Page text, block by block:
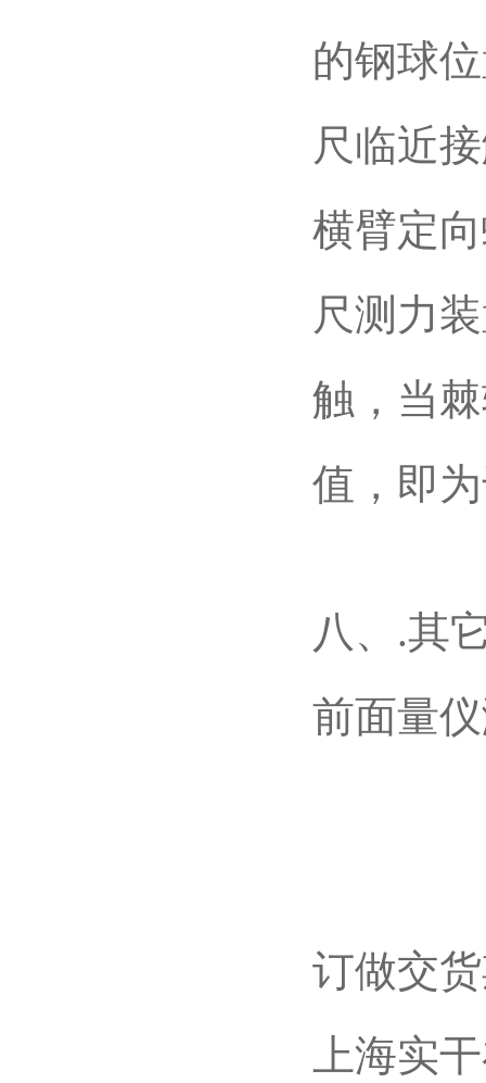
的钢球
尺临近
横臂定
尺测力
触，当
值，即
八、.其
前面量
订做交
上海实干